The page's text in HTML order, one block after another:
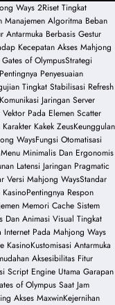
Ways 2Riset Tingkat
Manajemen Algoritma Beban
Antarmuka Berbasis Gestur
Kecepatan Akses Mahjong
of OlympusStrategi
Pentingnya Penyesuaian
Tingkat Stabilisasi Refresh
Jaringan Server
Pada Elemen Scatter
Kakek ZeusKeunggulan
WaysFungsi Otomatisasi
Menu Minimalis Dan Ergonomis
Latensi Jaringan Pragmatic
Versi Mahjong WaysStandar
Pentingnya Respon
Memori Cache Sistem
Dan Animasi Visual Tingkat
Internet Pada Mahjong Ways
KasinoKustomisasi Antarmuka
Aksesibilitas Fitur
Script Engine Utama Garapan
of Olympus Saat Jam
Akses MaxwinKejernihan